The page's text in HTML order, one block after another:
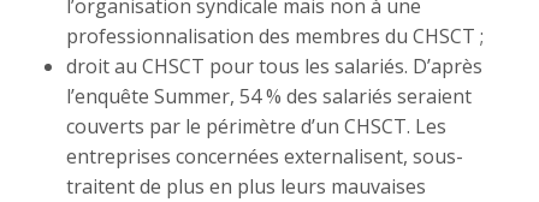
l’organisation syndicale mais non à une
professionnalisation des membres du CHSCT ;
droit au CHSCT pour tous les salariés. D’après
l’enquête Summer, 54 % des salariés seraient
couverts par le périmètre d’un CHSCT. Les
entreprises concernées externalisent, sous-
traitent de plus en plus leurs mauvaises